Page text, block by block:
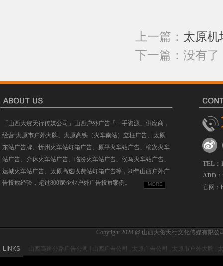
上一篇： 太原机
下一篇：没有了
「山西大贺天行传媒公司」山西户外广告「一手资源」供应商，
经营:太原市户外大牌、太原高铁（火车南站）立柱广告、太原
东站广告牌、忻州火车站灯箱广告、原平火车站广告、榆次火车
站广告、介休火车站广告、临汾火车站广告、侯马火车站广告、
运城火车站广告、太原高速收费站灯箱广告等，20年山西户外广
告投放经验，超过800家企业户外广告投放案例。
MORE
TEL：
ADD：
官网：
Copyright 2028 @ 山西大贺天行文化传媒有
LINKS 山西高速公路广告公司 山西广告公司 太原广告公司 太原市户外大牌